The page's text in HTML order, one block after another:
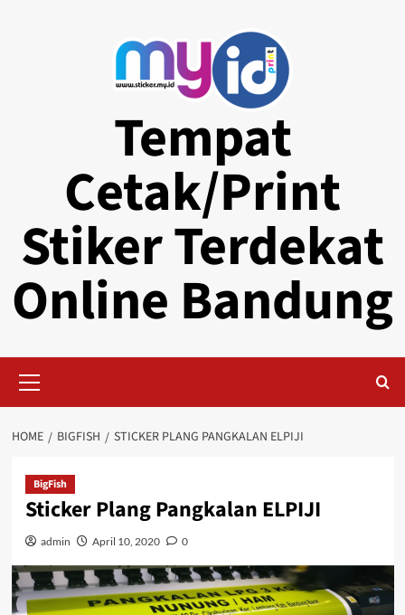
Tempat
Cetak/Print
Stiker Terdekat
Online Bandung
Menu
HOME BIGFISH STICKER PLANG PANGKALAN ELPIJI
BigFish
Sticker Plang Pangkalan ELPIJI
admin April 10, 2020 0